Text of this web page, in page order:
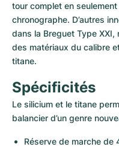
tour complet en
chronographe. D’autres
dans la Breguet Type
des matériaux du calibre
titane.
Spécificités
Le silicium et le titane
balancier d’un genre
Réserve de marche de